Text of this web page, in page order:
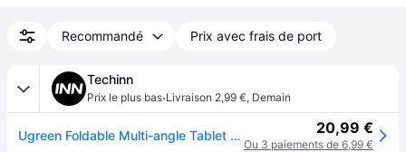
Recommandé Prix avec frais de port
Techinn
Prix le plus bas·Livraison 2,99 €, Demain
Ugreen Foldable Multi-angle Tablet Holder Argenté 20,99 €
Ou 3 paiements de 6,99 €